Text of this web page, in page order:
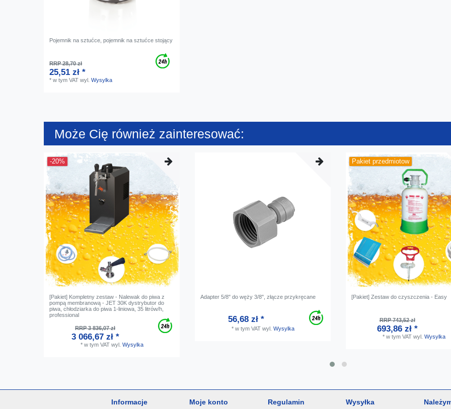
Pojemnik na sztućce, pojemnik na sztućce stojący
RRP 28,70 zł
25,51 zł *
*w tym VAT wyl.Wysylka
Może Cię również zainteresować:
-20%
[Pakiet] Kompletny zestaw - Nalewak do piwa z
pompą membranową - JET 30K dystrybutor do
piwa, chłodziarka do piwa 1-liniowa, 35 litrów/h,
professional
RRP 3 836,07 zł
3 066,67 zł *
* w tym VATwyl. Wysylka
Adapter 5/8" do węży 3/8", złącze przykręcane
56,68 zł *
* w tym VATwyl. Wysylka
Pakiet przedmiotow
[Pakiet] Zestaw do czyszczenia - Easy
RRP 743,52 zł
693,86 zł *
* w tym VATwyl. Wysylka
Informacje Moje konto Regulamin Wysyłka